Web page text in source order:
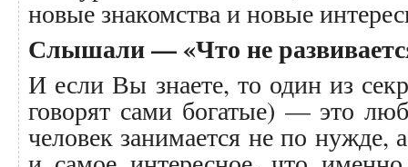
новые знакомства и новые
Слышали — «Что не
И если Вы знаете, то один из
говорят сами богатые) — это
человек занимается не по